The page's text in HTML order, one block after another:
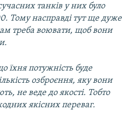
танків у них було
Тому насправді тут ще дуже
треба воювати, щоб вони
їхня потужність буде
озброєння, яку вони
не веде до якості. Тобто
якісних переваг.